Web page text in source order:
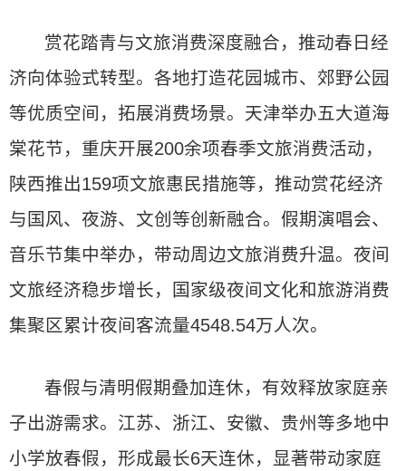
赏花踏青与文旅消费深度融合，推动春日经
济向体验式转型。各地打造花园城市、郊野公园
等优质空间，拓展消费场景。天津举办五大道海
棠花节，重庆开展200余项春季文旅消费活动，
陕西推出159项文旅惠民措施等，推动赏花经济
与国风、夜游、文创等创新融合。假期演唱会、
音乐节集中举办，带动周边文旅消费升温。夜间
文旅经济稳步增长，国家级夜间文化和旅游消费
集聚区累计夜间客流量4548.54万人次。
春假与清明假期叠加连休，有效释放家庭亲
子出游需求。江苏、浙江、安徽、贵州等多地中
小学放春假，形成最长6天连休，显著带动家庭